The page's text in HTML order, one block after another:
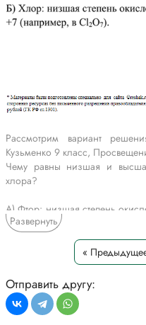
Рассмотрим вариант
Кузьменко 9 класс,
Чему равны низшая и
хлора?
А) Фтор: низшая степень
(например, в F2).
Б) Хлор: низшая степень
+7 (например, в Cl2O7).
для более полного понимания
Развернуть
«
Отправить другу: